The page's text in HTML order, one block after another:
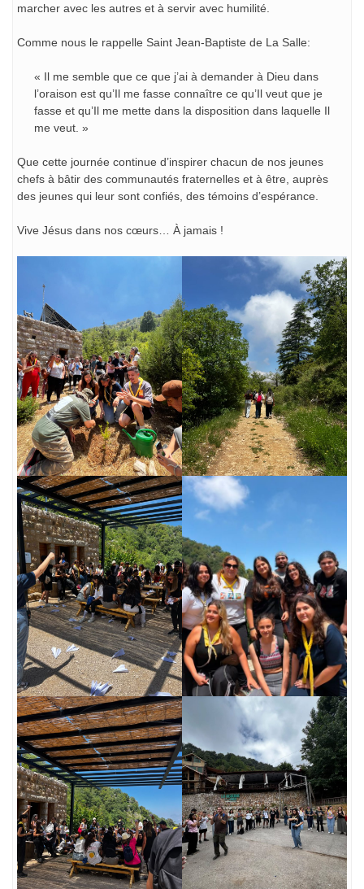
marcher avec les autres et à servir avec humilité.
Comme nous le rappelle Saint Jean-Baptiste de La Salle:
« Il me semble que ce que j’ai à demander à Dieu dans
l’oraison est qu’Il me fasse connaître ce qu’Il veut que je
fasse et qu’Il me mette dans la disposition dans laquelle Il
me veut. »
Que cette journée continue d’inspirer chacun de nos jeunes
chefs à bâtir des communautés fraternelles et à être, auprès
des jeunes qui leur sont confiés, des témoins d’espérance.
Vive Jésus dans nos cœurs… À jamais !